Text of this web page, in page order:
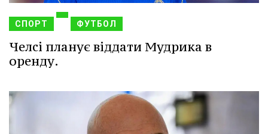
СПОРТ ФУТБОЛ
Челсі планує віддати Мудрика в
оренду.